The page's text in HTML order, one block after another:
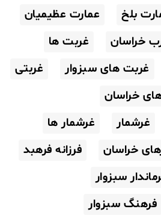
بلخ
عمارت عظیمیان
خراسان
غربت ها
غربت های سبزوار
غربتی
خراسان
غرشمار
غرشمار ها
خراسان
فرزانه فرهبد
سبزوار
فرهنگ سبزوار